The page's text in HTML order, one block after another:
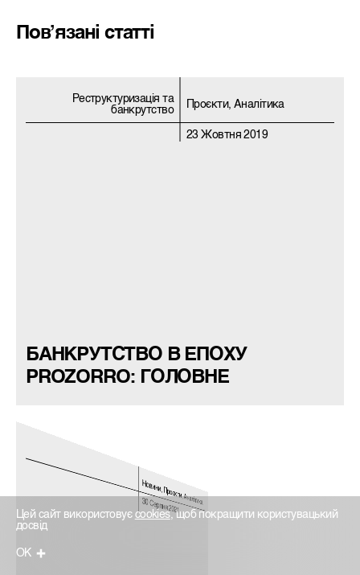
Пов’язані статті
Реструктуризацiя та
банкрутство
Проєкти, Аналітика
23 Жовтня 2019
БАНКРУТСТВО В ЕПОХУ
PROZORRO: ГОЛОВНЕ
Новини, Проєкти, Аналітика
30 Серпня 2021
Цей сайт використовує cookies, щоб покращити користувацький
досвід
ОК